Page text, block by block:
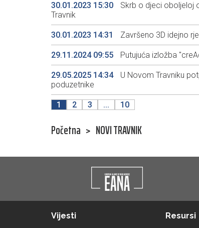
30.01.2023 15:30
Skrb o djeci oboljeloj
Travnik
30.01.2023 14:31 Završeno 3D idejno
29.11.2024 09:55 Putujuća izložba
29.05.2025 14:34
U Novom Travniku
poduzetnike
1 2 3 ... 10
Početna > NOVI TRAVNIK
Vijesti Resursi